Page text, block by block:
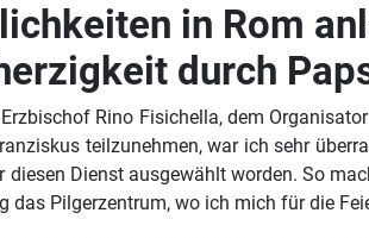
in Rom
durch
Rino Fisichella, dem
teilzunehmen, war ich sehr
Dienst ausgewählt worden. So
Pilgerzentrum, wo ich mich für die